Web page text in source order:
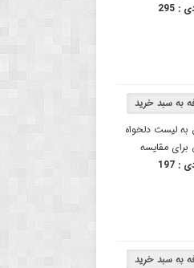
:
295
به لیست دلخواه
برای مقایسه
:
197